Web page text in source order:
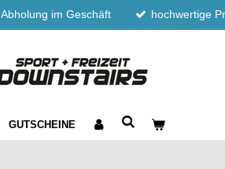
Abholung im Geschäft hochwertige
GUTSCHEINE